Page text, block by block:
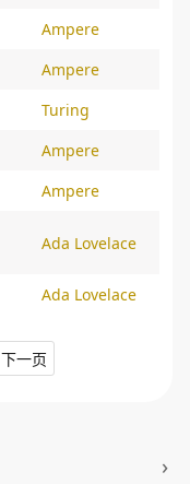
Ampere
Ampere
Turing
Ampere
Ampere
Ada Lovelace
Ada Lovelace
下一页